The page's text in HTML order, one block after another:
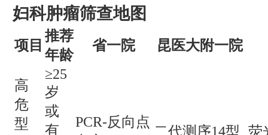
妇科肿瘤筛查地图
项目
推荐
年龄
省一院 昆医大附一院
高
危
型
≥25
岁
或
有
PCR-反向点
二代测序14型 荧